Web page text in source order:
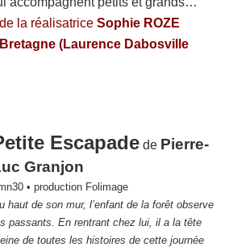
la réalisatrice Sophie ROZE
(Laurence Dabosville
Escapade de Pierre-
Granjon
• production Folimage
haut de son mur, l’enfant de la forêt observe
passants. En rentrant chez lui, il a la tête
de toutes les histoires de cette journée